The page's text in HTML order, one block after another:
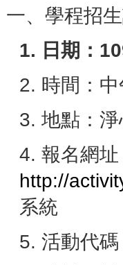
一、學程招
1. 日期：
2. 時間：
3. 地點：
4. 報名網址
http://
系統
5. 活動代